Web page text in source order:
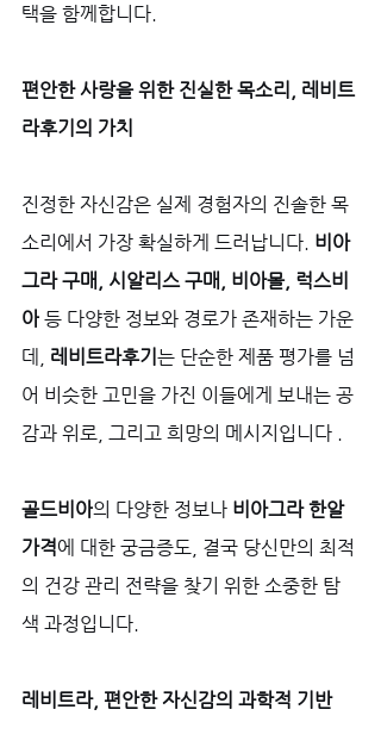
택을 함께합니다.
편안한 사랑을 위한 진실한 목소리, 레비트
라후기의 가치
진정한 자신감은 실제 경험자의 진솔한 목
소리에서 가장 확실하게 드러납니다. 비아
그라 구매, 시알리스 구매, 비아몰, 럭스비
아 등 다양한 정보와 경로가 존재하는 가운
데, 레비트라후기 는 단순한 제품 평가를 넘
어 비슷한 고민을 가진 이들에게 보내는 공
감과 위로, 그리고 희망의 메시지입니다 .
골드비아의 다양한 정보나 비아그라 한알
가격에 대한 궁금증도, 결국 당신만의 최적
의 건강 관리 전략을 찾기 위한 소중한 탐
색 과정입니다.
레비트라, 편안한 자신감의 과학적 기반